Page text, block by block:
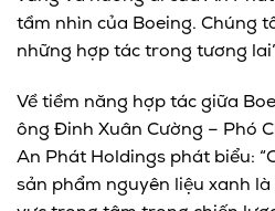
tầm nhìn của Boeing. Chúng
những hợp tác trong tương
Về tiềm năng hợp tác giữa
ông Đinh Xuân Cường – Phó
An Phát Holdings phát biểu:
sản phẩm nguyên liệu xanh